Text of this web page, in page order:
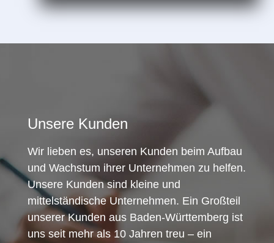
Unsere Kunden
Wir lieben es, unseren Kunden beim Aufbau
und Wachstum ihrer Unternehmen zu helfen.
Unsere Kunden sind kleine und
mittelständische Unternehmen. Ein Großteil
unserer Kunden aus Baden-Württemberg ist
uns seit mehr als 10 Jahren treu – ein